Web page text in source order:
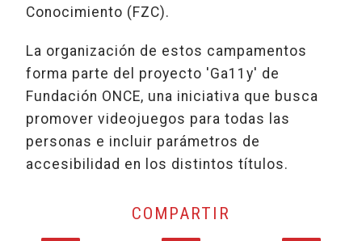
Conocimiento (FZC).
La organización de estos campamentos
forma parte del proyecto 'Ga11y' de
Fundación ONCE, una iniciativa que busca
promover videojuegos para todas las
personas e incluir parámetros de
accesibilidad en los distintos títulos.
COMPARTIR